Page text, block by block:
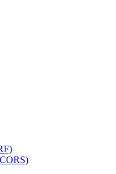
pagina?
per modificare)
su GitHub